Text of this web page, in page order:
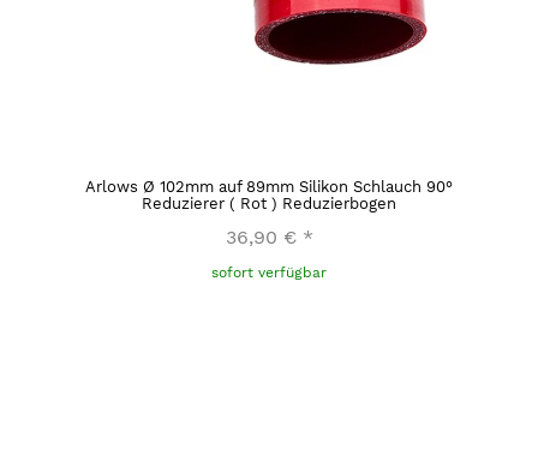
Arlows Ø 102mm auf 89mm Silikon Schlauch 90°
Reduzierer ( Rot ) Reduzierbogen
36,90 € *
sofort verfügbar